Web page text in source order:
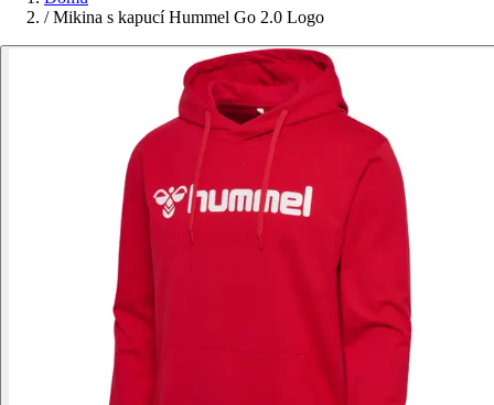
/ Mikina s kapucí Hummel Go 2.0 Logo